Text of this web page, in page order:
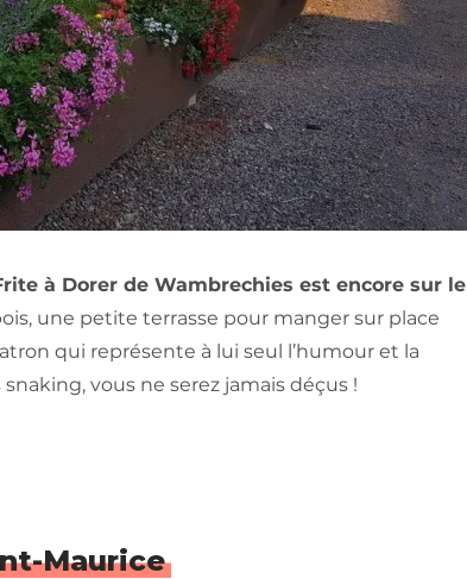
à Dorer de Wambrechies est encore sur le
une petite terrasse pour manger sur place
qui représente à lui seul l’humour et la
vous ne serez jamais déçus !
Maurice